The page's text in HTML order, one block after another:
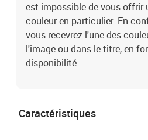
est impossible de vous offrir
couleur en particulier. En
vous recevrez l'une des
l'image ou dans le titre, en
disponibilité.
Caractéristiques